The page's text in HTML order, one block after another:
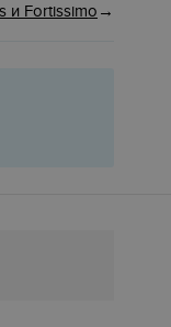
и Fortissimo